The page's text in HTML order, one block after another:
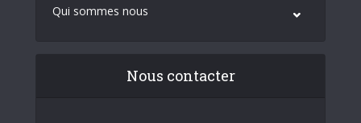
Qui sommes nous
Nous contacter